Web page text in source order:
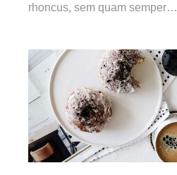
rhoncus, sem quam semper…